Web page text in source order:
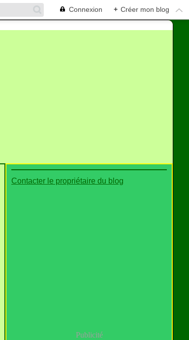
Connexion + Créer mon blog
Contacter le propriétaire du blog
Publicité